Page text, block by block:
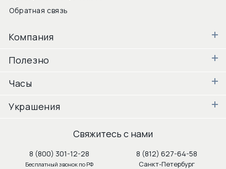
Обратная связь
Компания
Полезно
Часы
Украшения
Свяжитесь с нами
8 (800) 301-12-28
Бесплатный звонок по РФ
8 (812) 627-64-58
Санкт-Петербург